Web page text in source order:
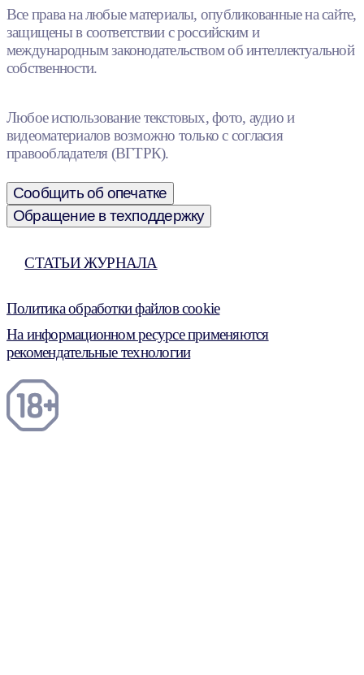
Все права на любые материалы, опубликованные на сайте,
защищены в соответствии с российским и
международным законодательством об интеллектуальной
собственности.
Любое использование текстовых, фото, аудио и
видеоматериалов возможно только с согласия
правообладателя (ВГТРК).
Сообщить об опечатке
Обращение в техподдержку
СТАТЬИ ЖУРНАЛА
Политика обработки файлов cookie
На информационном ресурсе применяются
рекомендательные технологии